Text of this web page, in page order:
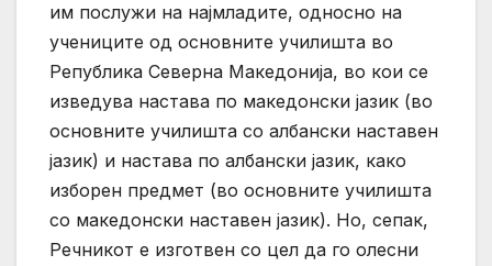
им послужи на најмладите, односно на
учениците од основните училишта во
Република Северна Македонија, во кои се
изведува настава по македонски јазик (во
основните училишта со албански наставен
јазик) и настава по албански јазик, како
изборен предмет (во основните училишта
со македонски наставен јазик). Но, сепак,
Речникот е изготвен со цел да го олесни